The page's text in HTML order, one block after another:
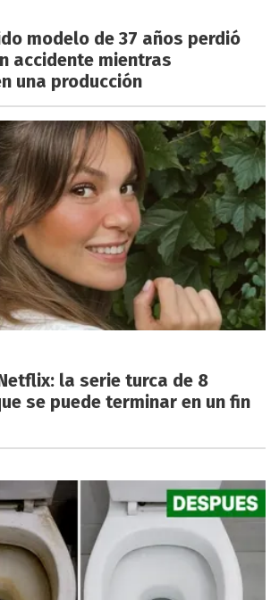
modelo de 37 años perdió
accidente mientras
una producción
la serie turca de 8
se puede terminar en un fin